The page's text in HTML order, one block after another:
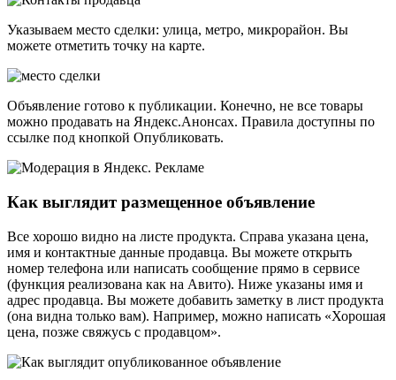
Указываем место сделки: улица, метро, ​​микрорайон. Вы
можете отметить точку на карте.
Объявление готово к публикации. Конечно, не все товары
можно продавать на Яндекс.Анонсах. Правила доступны по
ссылке под кнопкой Опубликовать.
Как выглядит размещенное объявление
Все хорошо видно на листе продукта. Справа указана цена,
имя и контактные данные продавца. Вы можете открыть
номер телефона или написать сообщение прямо в сервисе
(функция реализована как на Авито). Ниже указаны имя и
адрес продавца. Вы можете добавить заметку в лист продукта
(она видна только вам). Например, можно написать «Хорошая
цена, позже свяжусь с продавцом».